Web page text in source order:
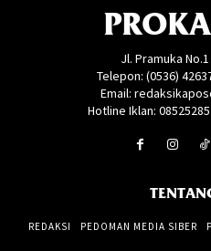
Jl. Pramuka
Telepon: (0536)
Email:
Hotline Iklan:
REDAKSI PEDOMAN MEDIA SIBER